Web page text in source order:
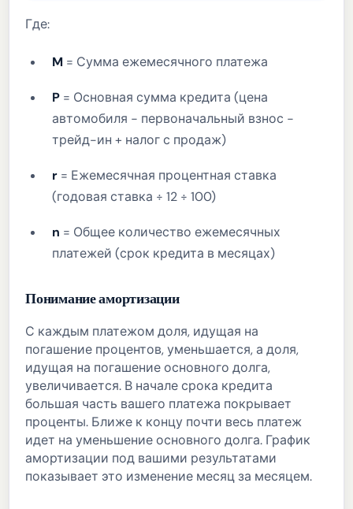
Где:
M = Сумма ежемесячного платежа
P = Основная сумма кредита (цена
автомобиля − первоначальный взнос −
трейд-ин + налог с продаж)
r = Ежемесячная процентная ставка
(годовая ставка ÷ 12 ÷ 100)
n = Общее количество ежемесячных
платежей (срок кредита в месяцах)
Понимание амортизации
С каждым платежом доля, идущая на
погашение процентов, уменьшается, а доля,
идущая на погашение основного долга,
увеличивается. В начале срока кредита
большая часть вашего платежа покрывает
проценты. Ближе к концу почти весь платеж
идет на уменьшение основного долга. График
амортизации под вашими результатами
показывает это изменение месяц за месяцем.